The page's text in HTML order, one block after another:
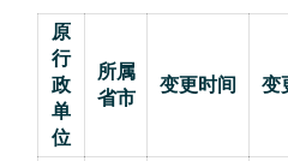
原
行
政
单
位
所属
省市
变更时间 变